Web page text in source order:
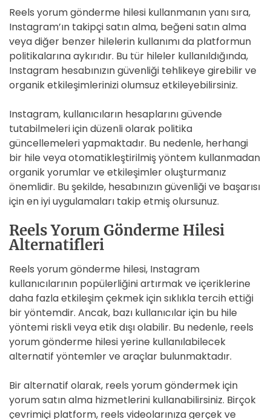
Reels yorum gönderme hilesi kullanmanın yanı sıra,
Instagram’ın takipçi satın alma, beğeni satın alma
veya diğer benzer hilelerin kullanımı da platformun
politikalarına aykırıdır. Bu tür hileler kullanıldığında,
Instagram hesabınızın güvenliği tehlikeye girebilir ve
organik etkileşimlerinizi olumsuz etkileyebilirsiniz.
Instagram, kullanıcıların hesaplarını güvende
tutabilmeleri için düzenli olarak politika
güncellemeleri yapmaktadır. Bu nedenle, herhangi
bir hile veya otomatikleştirilmiş yöntem kullanmadan
organik yorumlar ve etkileşimler oluşturmanız
önemlidir. Bu şekilde, hesabınızın güvenliği ve başarısı
için en iyi uygulamaları takip etmiş olursunuz.
Reels Yorum Gönderme Hilesi
Alternatifleri
Reels yorum gönderme hilesi, Instagram
kullanıcılarının popülerliğini artırmak ve içeriklerine
daha fazla etkileşim çekmek için sıklıkla tercih ettiği
bir yöntemdir. Ancak, bazı kullanıcılar için bu hile
yöntemi riskli veya etik dışı olabilir. Bu nedenle, reels
yorum gönderme hilesi yerine kullanılabilecek
alternatif yöntemler ve araçlar bulunmaktadır.
Bir alternatif olarak, reels yorum göndermek için
yorum satın alma hizmetlerini kullanabilirsiniz. Birçok
çevrimiçi platform, reels videolarınıza gerçek ve